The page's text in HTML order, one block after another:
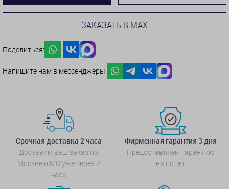
ЗАКАЗАТЬ В MAX
Поделиться:
Напишите нам в мессенджеры:
Срочная доставка 2 часа
Доставим ваш заказ по
Москве и МО уже через 2
часа
Фирменная гарантия 3 дня
Предоставляем гарантию
на полет